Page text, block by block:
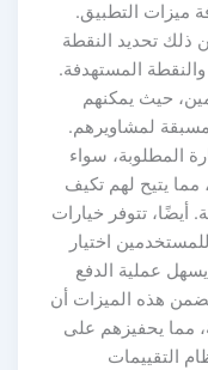
ميزات التطبيق.
ذلك تحديد النقطة
المستهدفة.
حيث يمكنهم
لمشاويرهم.
المطلوبة، سواء
مما يتيح لهم تكيف
أيضًا، تتوفر خيارات
اختيار
يسهل عملية الدفع
هذه الميزات أن
مما يحفيزهم على
التقييمات